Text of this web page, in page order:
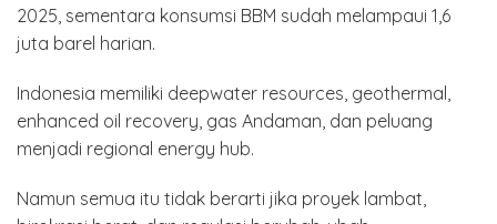
2025, sementara konsumsi BBM sudah melampaui 1,6
juta barel harian.
Indonesia memiliki deepwater resources, geothermal,
enhanced oil recovery, gas Andaman, dan peluang
menjadi regional energy hub.
Namun semua itu tidak berarti jika proyek lambat,